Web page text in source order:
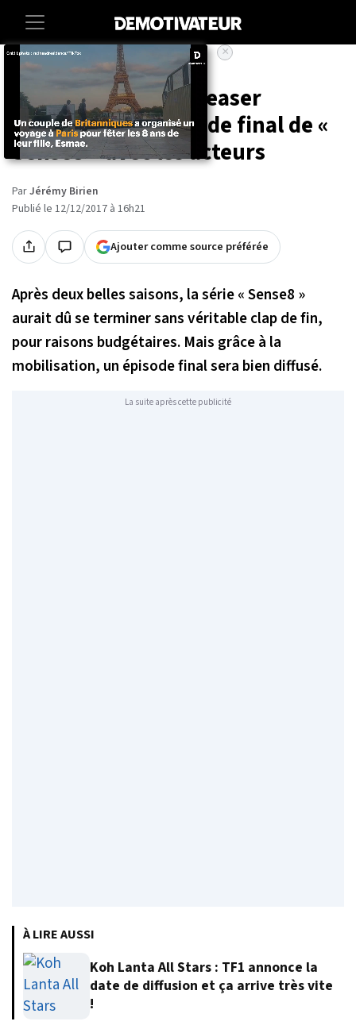
Accueil Entertainment Series
Netflix dévoile un teaser
touchant de l'épisode final de «
Sense8 » avec les acteurs
ParJérémy Birien
Publié le 12/12/2017 à 16h21
Ajouter comme source préférée
Après deux belles saisons, la série « Sense8 »
aurait dû se terminer sans véritable clap de fin,
pour raisons budgétaires. Mais grâce à la
mobilisation, un épisode final sera bien diffusé.
La suite après cette publicité
À LIRE AUSSI
Koh Lanta All Stars : TF1 annonce la
date de diffusion et ça arrive très vite
!
×